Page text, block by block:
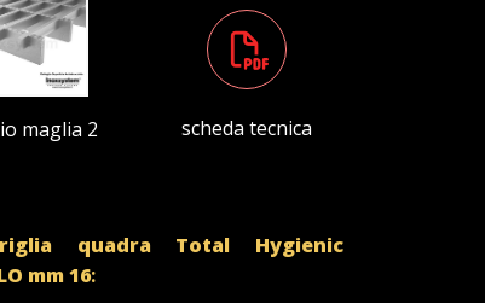
maglia 2 scheda tecnica
quadra Total Hygienic
mm 16: